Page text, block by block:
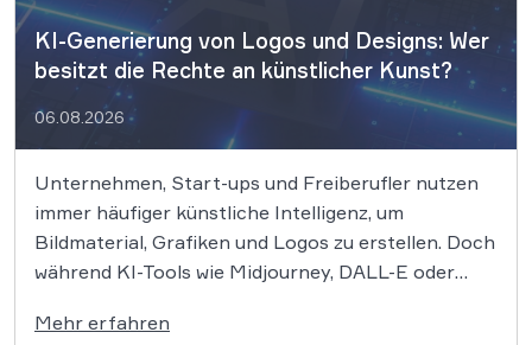
KI-Generierung von Logos und Designs: Wer
besitzt die Rechte an künstlicher Kunst?
06.08.2026
Unternehmen, Start-ups und Freiberufler nutzen
immer häufiger künstliche Intelligenz, um
Bildmaterial, Grafiken und Logos zu erstellen. Doch
während KI-Tools wie Midjourney, DALL-E oder
beeindruckende Ergebnisse liefern, wirft der
Mehr erfahren